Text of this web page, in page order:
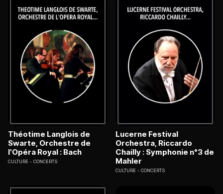
Théotime Langlois de
Swarte, Orchestre de
l'Opéra Royal : Bach
CULTURE CONCERTS
Lucerne Festival
Orchestra, Riccardo
Chailly : Symphonie n°3 de
Mahler
CULTURE CONCERTS